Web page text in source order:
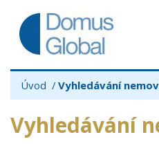
Úvod Vyhledávání
Vyhledávání